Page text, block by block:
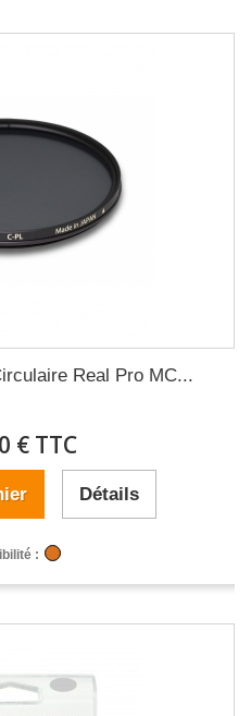
Real Pro MC...
€ TTC
Détails
: